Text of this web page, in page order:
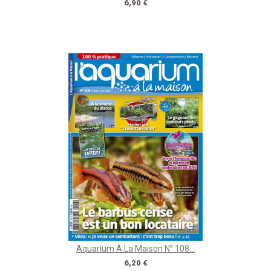
Prix
6,90 €
Aquarium À La Maison N° 108...
Prix
6,20 €